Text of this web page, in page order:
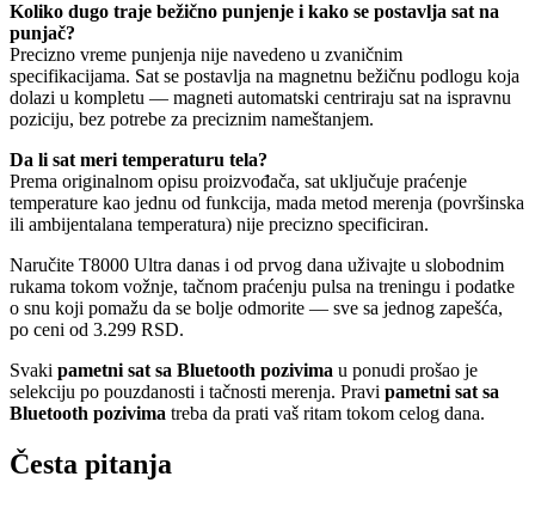
Koliko dugo traje bežično punjenje i kako se postavlja sat na
punjač?
Precizno vreme punjenja nije navedeno u zvaničnim
specifikacijama. Sat se postavlja na magnetnu bežičnu podlogu koja
dolazi u kompletu — magneti automatski centriraju sat na ispravnu
poziciju, bez potrebe za preciznim nameštanjem.
Da li sat meri temperaturu tela?
Prema originalnom opisu proizvođača, sat uključuje praćenje
temperature kao jednu od funkcija, mada metod merenja (površinska
ili ambijentalana temperatura) nije precizno specificiran.
Naručite T8000 Ultra danas i od prvog dana uživajte u slobodnim
rukama tokom vožnje, tačnom praćenju pulsa na treningu i podatke
o snu koji pomažu da se bolje odmorite — sve sa jednog zapešća,
po ceni od 3.299 RSD.
Svaki pametni sat sa Bluetooth pozivima u ponudi prošao je
selekciju po pouzdanosti i tačnosti merenja. Pravi pametni sat sa
Bluetooth pozivima treba da prati vaš ritam tokom celog dana.
Česta pitanja